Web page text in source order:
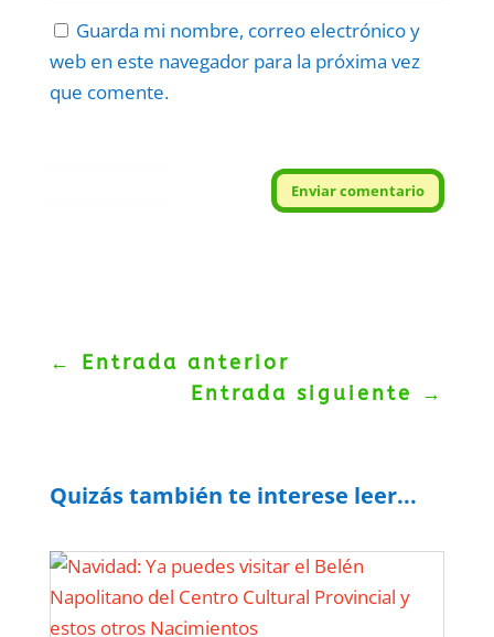
Guarda mi nombre, correo electrónico y
web en este navegador para la próxima vez
que comente.
Enviar comentario
← Entrada anterior
Entrada siguiente
→
Quizás también te interese leer...